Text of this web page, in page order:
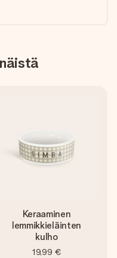
Keraaminen
lemmikkieläinten
kulho
19,99 €